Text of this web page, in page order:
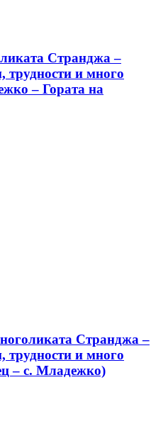
Странджа –
трудности и много
– Гората на
Странджа –
трудности и много
– с. Младежко)